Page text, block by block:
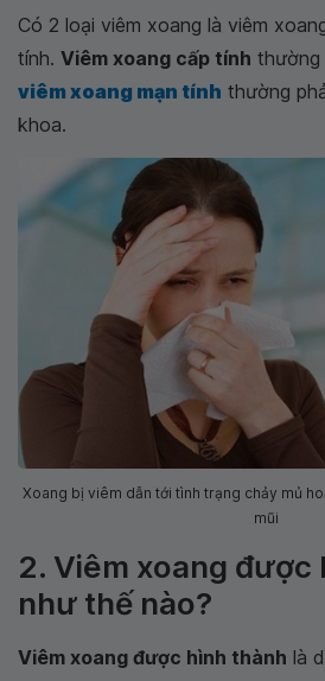
Có 2 loại viêm xoang là viêm
tính. Viêm xoang cấp tính thường
viêm xoang mạn tính thường
khoa.
Xoang bị viêm dẫn tới tình trạng chảy mủ
mũi
2. Viêm xoang được
như thế nào?
Viêm xoang được hình thành là